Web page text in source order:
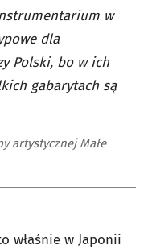
w
dla
Polski, bo w ich
gabarytach są
artystycznej Małe
właśnie w Japonii